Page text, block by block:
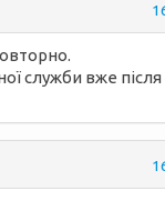
служби вже після